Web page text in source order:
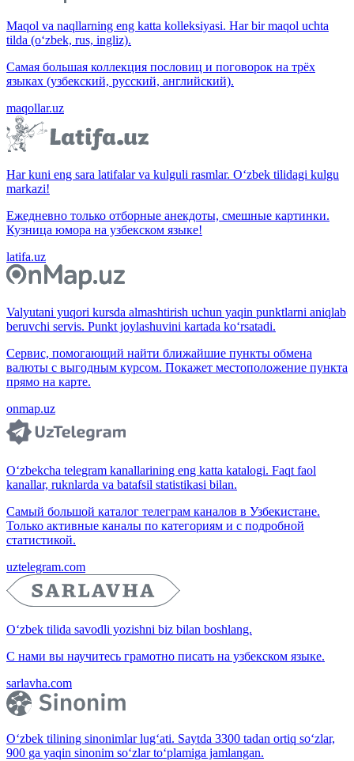
Maqol va naqllarning eng katta kolleksiyasi. Har bir maqol uchta
tilda (o‘zbek, rus, ingliz).
Самая большая коллекция пословиц и поговорок на трёх
языках (узбекский, русский, английский).
maqollar.uz
Har kuni eng sara latifalar va kulguli rasmlar. O‘zbek tilidagi kulgu
markazi!
Ежедневно только отборные анекдоты, смешные картинки.
Кузница юмора на узбекском языке!
latifa.uz
Valyutani yuqori kursda almashtirish uchun yaqin punktlarni aniqlab
beruvchi servis. Punkt joylashuvini kartada ko‘rsatadi.
Сервис, помогающий найти ближайшие пункты обмена
валюты с выгодным курсом. Покажет местоположение пункта
прямо на карте.
onmap.uz
O‘zbekcha telegram kanallarining eng katta katalogi. Faqt faol
kanallar, ruknlarda va batafsil statistikasi bilan.
Самый большой каталог телеграм каналов в Узбекистане.
Только активные каналы по категориям и с подробной
статистикой.
uztelegram.com
O‘zbek tilida savodli yozishni biz bilan boshlang.
С нами вы научитесь грамотно писать на узбекском языке.
sarlavha.com
O‘zbek tilining sinonimlar lug‘ati. Saytda 3300 tadan ortiq so‘zlar,
900 ga yaqin sinonim so‘zlar to‘plamiga jamlangan.